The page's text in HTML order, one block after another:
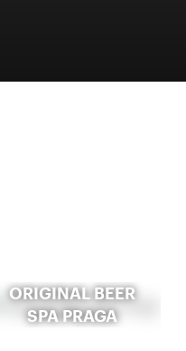
ORIGINAL BEER
SPA PRAGA